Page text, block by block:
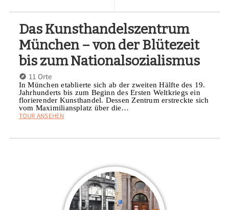
Das Kunsthandelszentrum
München – von der Blütezeit
bis zum Nationalsozialismus
11 Orte
In München etablierte sich ab der zweiten Hälfte des 19.
Jahrhunderts bis zum Beginn des Ersten Weltkriegs ein
florierender Kunsthandel. Dessen Zentrum erstreckte sich
vom Maximiliansplatz über die…
TOUR ANSEHEN